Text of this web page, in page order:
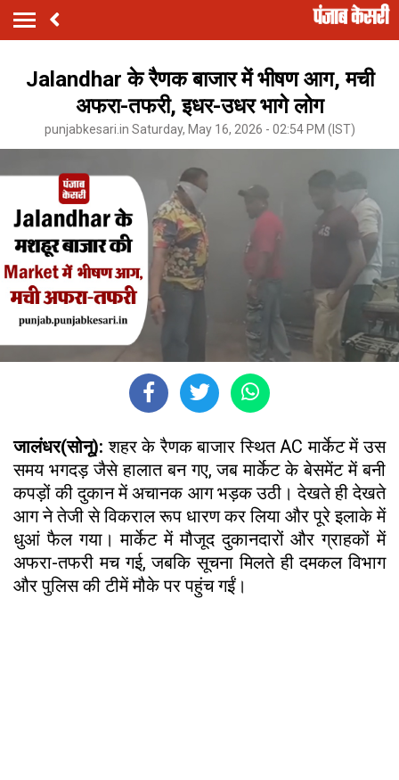
Jalandhar के रैणक बाजार में भीषण आग, मची
अफरा-तफरी, इधर-उधर भागे लोग
punjabkesari.in Saturday, May 16, 2026 - 02:54 PM (IST)
जालंधर(सोनू):शहर के रैणक बाजार स्थित AC मार्केट में उस
समय भगदड़ जैसे हालात बन गए, जब मार्केट के बेसमेंट में बनी
कपड़ों की दुकान में अचानक आग भड़क उठी। देखते ही देखते
आग ने तेजी से विकराल रूप धारण कर लिया और पूरे इलाके में
धुआं फैल गया। मार्केट में मौजूद दुकानदारों और ग्राहकों में
अफरा-तफरी मच गई, जबकि सूचना मिलते ही दमकल विभाग
और पुलिस की टीमें मौके पर पहुंच गईं।